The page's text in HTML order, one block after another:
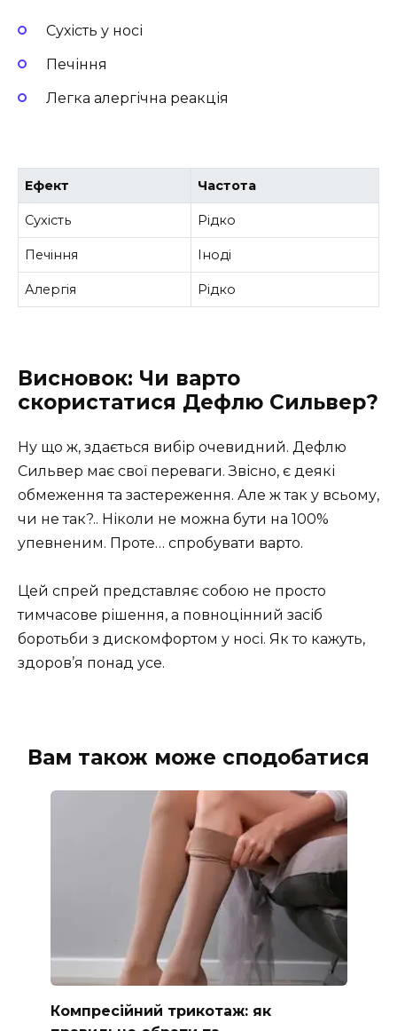
Сухість у носі
Печіння
Легка алергічна реакція
Ефект Частота
Сухість Рідко
Печіння Іноді
Алергія Рідко
Висновок: Чи варто
скористатися Дефлю Сильвер?
Ну що ж, здається вибір очевидний. Дефлю
Сильвер має свої переваги. Звісно, є деякі
обмеження та застереження. Але ж так у всьому,
чи не так?.. Ніколи не можна бути на 100%
упевненим. Проте… спробувати варто.
Цей спрей представляє собою не просто
тимчасове рішення, а повноцінний засіб
боротьби з дискомфортом у носі. Як то кажуть,
здоров’я понад усе.
Вам також може сподобатися
Компресійний трикотаж: як